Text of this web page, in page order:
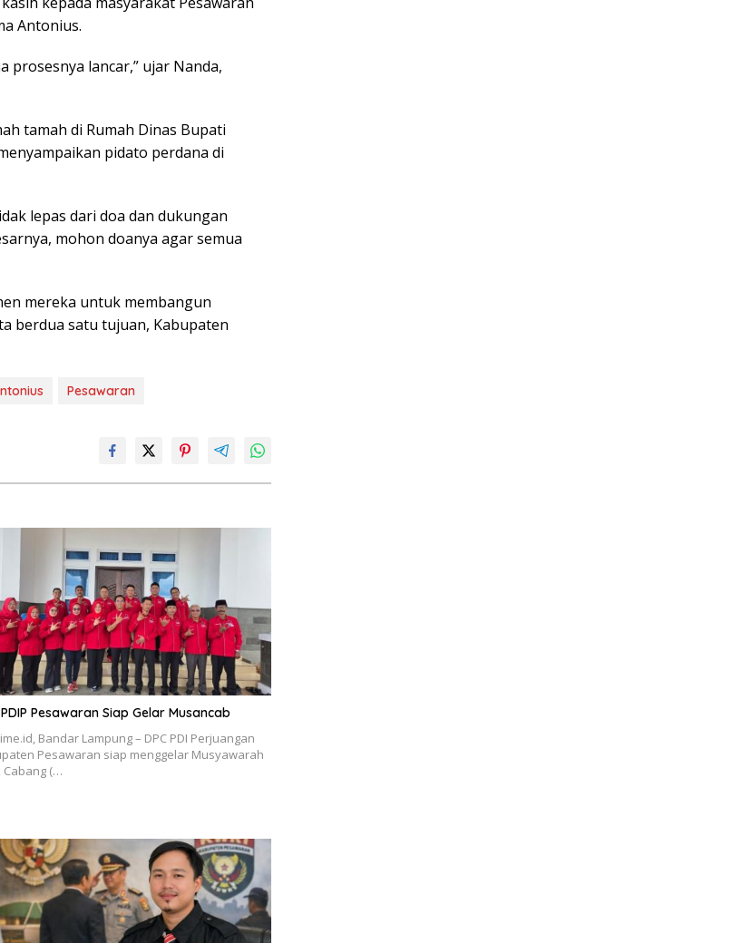
Antonius.
prosesnya lancar,” ujar Nanda,
tamah di Rumah Dinas Bupati
pidato perdana di
lepas dari doa dan dukungan
mohon doanya agar semua
mereka untuk membangun
berdua satu tujuan, Kabupaten
Pesawaran
PDIP Pesawaran Siap Gelar Musancab
Bandar Lampung – DPC PDI Perjuangan
Pesawaran siap menggelar Musyawarah
Cabang (…